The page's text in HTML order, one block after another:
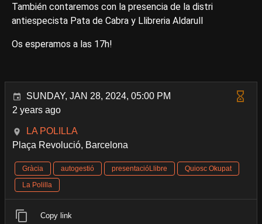
También contaremos con la presencia de la distri
antiespecista Pata de Cabra y Llibreria Aldarull
Os esperamos a las 17h!
SUNDAY, JAN 28, 2024, 05:00 PM
2 years ago
LA POLILLA
Plaça Revolució, Barcelona
Gràcia autogestió presentacióLlibre
Quiosc Okupat
La Polilla
Copy link